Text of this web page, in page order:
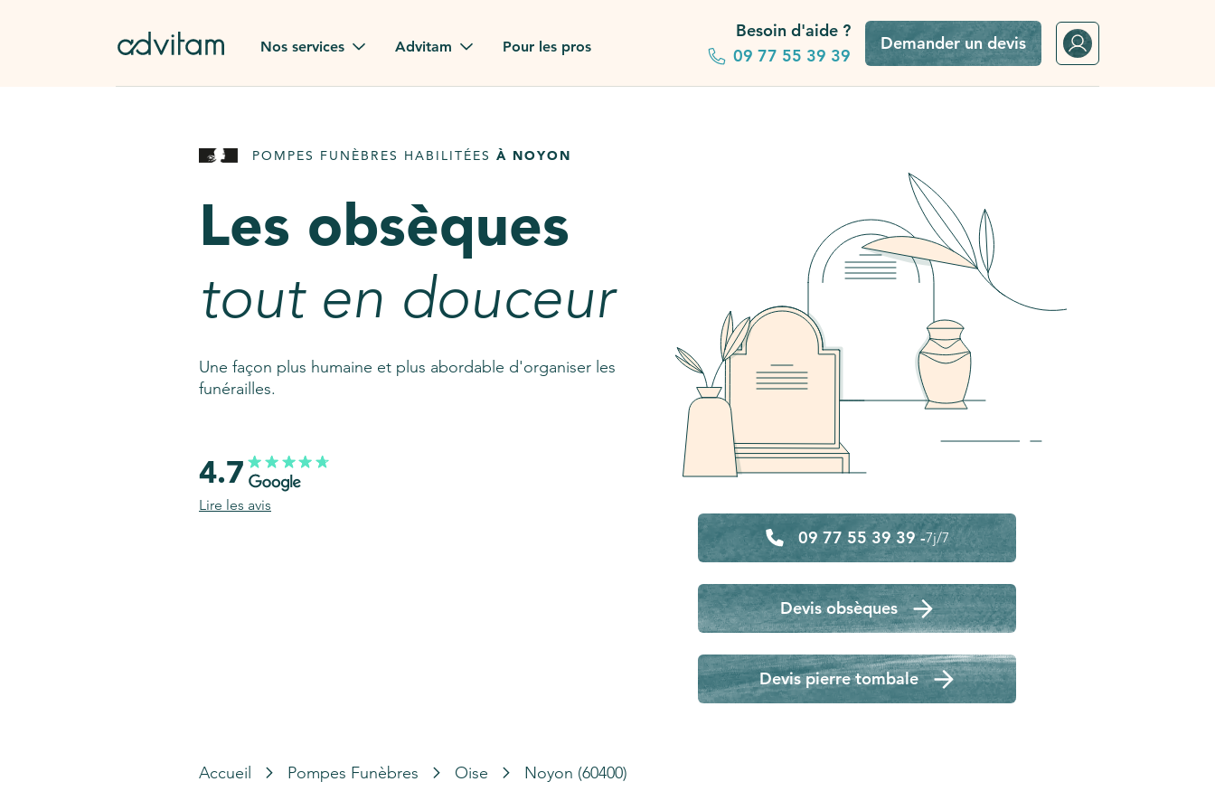
Nos services
Rapatriement à
Pierre tombale
AssistGPT
Nos services en plus
Advitam
Advitam dans la presse
Consultez notre FAQ
Pour les pros
Besoin d'aide ?
09 77 55 39 39
Demander un devis
POMPES FUNÈBRES HABILITÉES À NOYON
Les obsèques
tout en douceur
Une façon plus humaine et plus abordable d'organiser les
funérailles.
09 77 55 39 39 -7j/7
Devis obsèques
Devis pierre tombale
4.7
Lire les avis
Accueil Pompes Funèbres Oise Noyon (60400)